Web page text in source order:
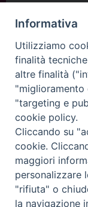
Copyright©
Informativa
Utilizziamo
finalità
altre finalità
"miglioramento
"targeting e
cookie policy.
Cliccando su
cookie.
maggiori
personalizzare
"rifiuta" o
la navigazione